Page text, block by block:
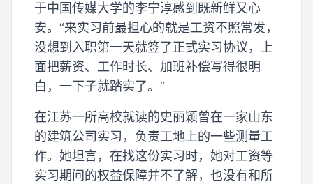
于中国传媒大学的李宁淳感到既新鲜又心
安。“来实习前最担心的就是工资不照常发，
没想到入职第一天就签了正式实习协议，上
面把薪资、工作时长、加班补偿写得很明
白，一下子就踏实了。”
在江苏一所高校就读的史丽颖曾在一家山东
的建筑公司实习，负责工地上的一些测量工
作。她坦言，在找这份实习时，她对工资等
实习期间的权益保障并不了解，也没有和所